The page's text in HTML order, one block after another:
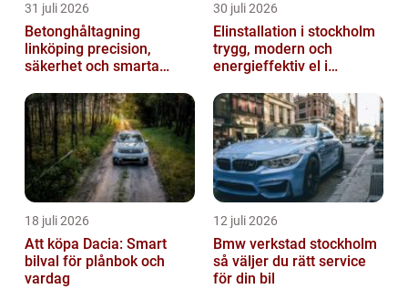
31 juli 2026
Betonghåltagning
linköping precision,
säkerhet och smarta
30 juli 2026
Elinstallation i stockholm
trygg, modern och
energieffektiv el i
18 juli 2026
Att köpa Dacia: Smart
bilval för plånbok och
vardag
12 juli 2026
Bmw verkstad stockholm
så väljer du rätt service
för din bil